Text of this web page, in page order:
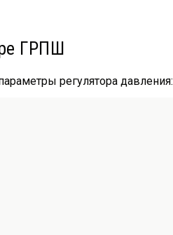
ГРПШ
регулятора давления: